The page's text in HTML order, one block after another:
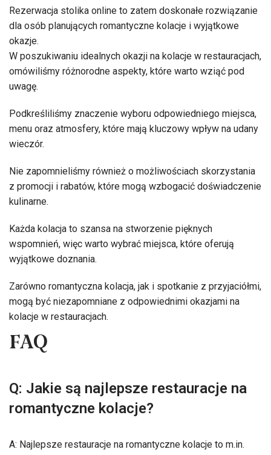
Rezerwacja stolika online to zatem doskonałe rozwiązanie
dla osób planujących romantyczne kolacje i wyjątkowe
okazje.
W poszukiwaniu idealnych okazji na kolacje w restauracjach,
omówiliśmy różnorodne aspekty, które warto wziąć pod
uwagę.
Podkreśliliśmy znaczenie wyboru odpowiedniego miejsca,
menu oraz atmosfery, które mają kluczowy wpływ na udany
wieczór.
Nie zapomnieliśmy również o możliwościach skorzystania
z promocji i rabatów, które mogą wzbogacić doświadczenie
kulinarne.
Każda kolacja to szansa na stworzenie pięknych
wspomnień, więc warto wybrać miejsca, które oferują
wyjątkowe doznania.
Zarówno romantyczna kolacja, jak i spotkanie z przyjaciółmi,
mogą być niezapomniane z odpowiednimi okazjami na
kolacje w restauracjach.
FAQ
Q: Jakie są najlepsze restauracje na
romantyczne kolacje?
A: Najlepsze restauracje na romantyczne kolacje to m.in.